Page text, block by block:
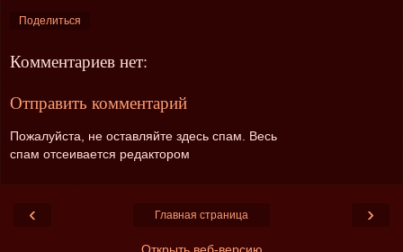
Поделиться
Комментариев нет:
Отправить комментарий
Пожалуйста, не оставляйте здесь спам. Весь
спам отсеивается редактором
‹ ›
Главная страница